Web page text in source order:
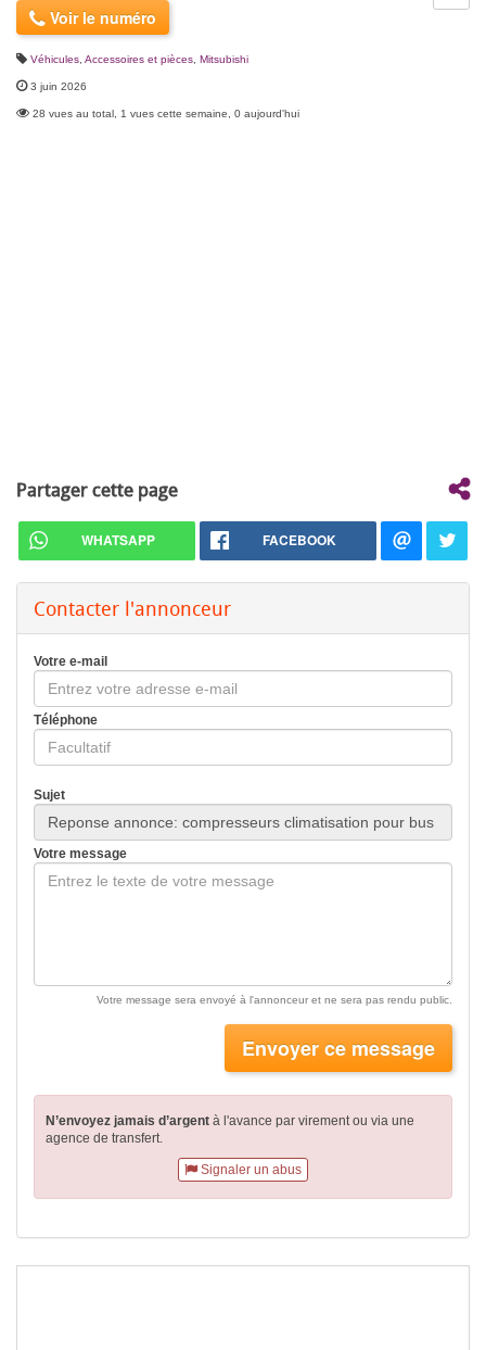
Voir le numéro
Véhicules Accessoires et pièces Mitsubishi
3 juin 2026
28 vues au total, 1 vues cette semaine, 0 aujourd'hui
Partager cette page
WHATSAPP FACEBOOK
Contacter l'annonceur
Votre e-mail
Téléphone
Sujet
Votre message
Votre message sera envoyé à l'annonceur et ne sera pas rendu public.
Envoyer ce message
N’envoyez jamais d’argent à l'avance par virementou via une
agence de transfert.
Signaler un abus